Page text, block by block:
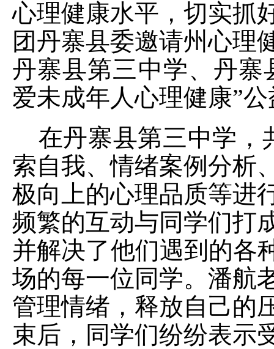
心理健康水平，切实抓
团丹寨县委邀请州心理
丹寨县第三中学、丹寨
爱未成年人心理健康”
在丹寨县第三中学，
索自我、情绪案例分析
极向上的心理品质等进
频繁的互动与同学们打
并解决了他们遇到的各
场的每一位同学。潘航
管理情绪，释放自己的
束后，同学们纷纷表示